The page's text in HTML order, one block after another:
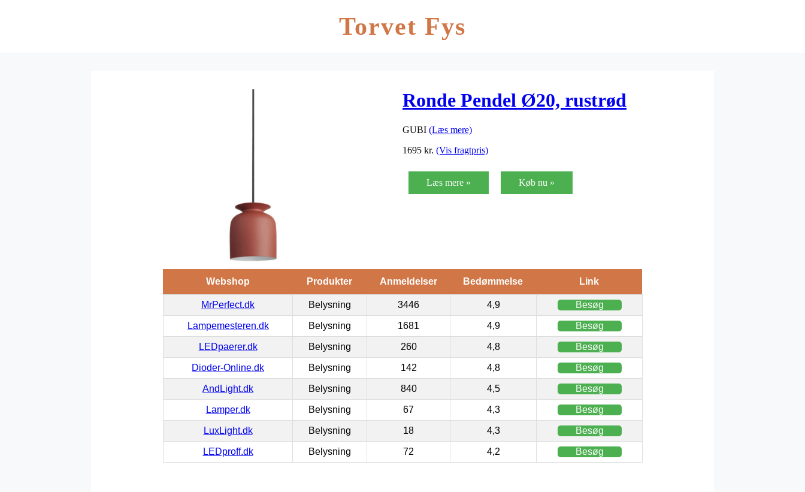
Torvet Fys
Ronde Pendel Ø20, rustrød
GUBI (Læs mere)
1695 kr. (Vis fragtpris)
Læs mere » Køb nu »
Webshop Produkter Anmeldelser Bedømmelse Link
MrPerfect.dk Belysning 3446 4,9 Besøg
Lampemesteren.dk Belysning 1681 4,9 Besøg
LEDpaerer.dk Belysning 260 4,8 Besøg
Dioder-Online.dk Belysning 142 4,8 Besøg
AndLight.dk Belysning 840 4,5 Besøg
Lamper.dk Belysning 67 4,3 Besøg
LuxLight.dk Belysning 18 4,3 Besøg
LEDproff.dk Belysning 72 4,2 Besøg